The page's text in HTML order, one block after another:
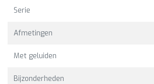
Serie
Afmetingen
Met geluiden
Bijzonderheden